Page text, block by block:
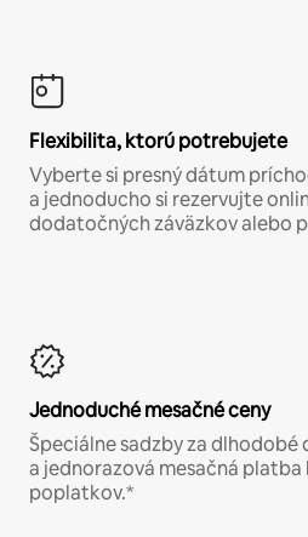
Flexibilita, ktorú potrebujete
Vyberte si presný dátum
a jednoducho si rezervujte
dodatočných záväzkov alebo
Jednoduché mesačné ceny
Špeciálne sadzby za
a jednorazová mesačná
poplatkov.*